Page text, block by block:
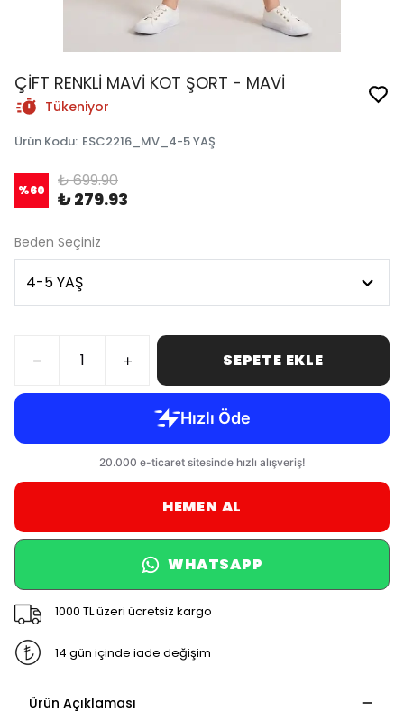
ÇİFT RENKLİ MAVİ KOT ŞORT - MAVİ
Tükeniyor
Ürün Kodu: ESC2216_MV_4-5 YAŞ
%60 ₺ 699.90
₺ 279.93
Beden Seçiniz
SEPETE EKLE
HEMEN AL
WHATSAPP
1000 TL üzeri ücretsiz kargo
14 gün içinde iade değişim
Ürün Açıklaması